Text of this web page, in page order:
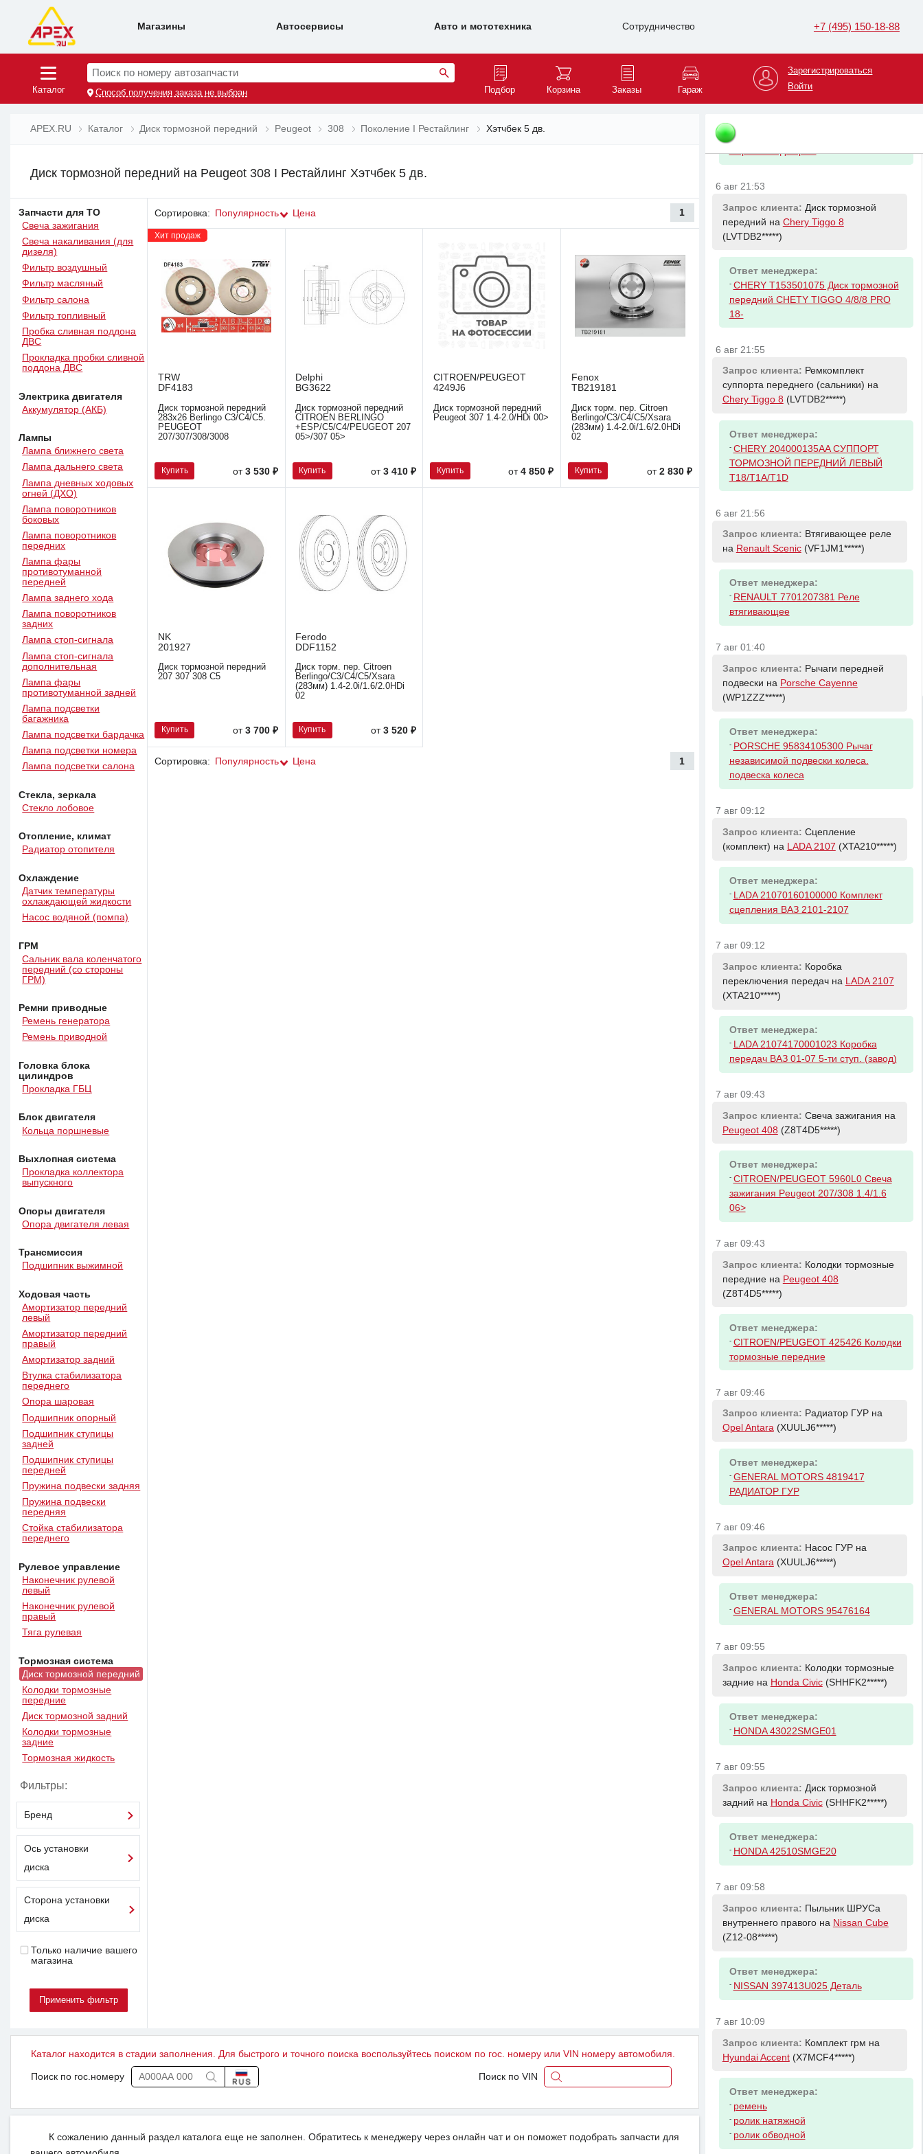
Магазины Автосервисы Авто и мототехника Сотрудничество +7 (495) 150-18-88
Каталог
Поиск по номеру автозапчасти
Способ получения заказа не выбран Подбор Корзина Заказы Гараж
Зарегистрироваться
Войти
APEX.RU Каталог Диск тормозной передний Peugeot 308 Поколение I Рестайлинг Хэтчбек 5 дв.
Диск тормозной передний на Peugeot 308 I Рестайлинг Хэтчбек 5 дв.
Запчасти для ТО
Свеча зажигания
Свеча накаливания (для
дизеля)
Фильтр воздушный
Фильтр масляный
Фильтр салона
Фильтр топливный
Пробка сливная поддона
ДВС
Прокладка пробки сливной
поддона ДВС
Электрика двигателя
Аккумулятор (АКБ)
Лампы
Лампа ближнего света
Лампа дальнего света
Лампа дневных ходовых
огней (ДХО)
Лампа поворотников
боковых
Лампа поворотников
передних
Лампа фары
противотуманной
передней
Лампа заднего хода
Лампа поворотников
задних
Лампа стоп-сигнала
Лампа стоп-сигнала
дополнительная
Лампа фары
противотуманной задней
Лампа подсветки
багажника
Лампа подсветки бардачка
Лампа подсветки номера
Лампа подсветки салона
Стекла, зеркала
Стекло лобовое
Отопление, климат
Радиатор отопителя
Охлаждение
Датчик температуры
охлаждающей жидкости
Насос водяной (помпа)
ГРМ
Сальник вала коленчатого
передний (со стороны
ГРМ)
Ремни приводные
Ремень генератора
Ремень приводной
Головка блока
цилиндров
Прокладка ГБЦ
Блок двигателя
Кольца поршневые
Выхлопная система
Прокладка коллектора
выпускного
Опоры двигателя
Опора двигателя левая
Трансмиссия
Подшипник выжимной
Ходовая часть
Амортизатор передний
левый
Амортизатор передний
правый
Амортизатор задний
Втулка стабилизатора
переднего
Опора шаровая
Подшипник опорный
Подшипник ступицы
задней
Подшипник ступицы
передней
Пружина подвески задняя
Пружина подвески
передняя
Стойка стабилизатора
переднего
Рулевое управление
Наконечник рулевой
левый
Наконечник рулевой
правый
Тяга рулевая
Тормозная система
Диск тормозной передний
Колодки тормозные
передние
Диск тормозной задний
Колодки тормозные
задние
Тормозная жидкость
Фильтры:
Бренд
Ось установки
диска
Сторона установки
диска
Только наличие вашего
магазина
Сортировка: Популярность Цена 1
Хит продаж
TRW
DF4183
Диск тормозной передний
283x26 Berlingo C3/C4/C5.
PEUGEOT
207/307/308/3008
Купить от3 530 ₽
Delphi
BG3622
Диск тормозной передний
CITROEN BERLINGO
+ESP/C5/C4/PEUGEOT 207
05>/307 05>
Купить от 3 410 ₽
CITROEN/PEUGEOT
4249J6
Диск тормозной передний
Peugeot 307 1.4-2.0/HDi 00>
Купить от4 850 ₽
Fenox
TB219181
Диск торм. пер. Citroen
Berlingo/C3/C4/C5/Xsara
(283мм) 1.4-2.0i/1.6/2.0HDi
02
Купить от 2 830 ₽
NK
201927
Диск тормозной передний
207 307 308 C5
Купить от3 700 ₽
Ferodo
DDF1152
Диск торм. пер. Citroen
Berlingo/C3/C4/C5/Xsara
(283мм) 1.4-2.0i/1.6/2.0HDi
02
Купить от 3 520 ₽
Сортировка: Популярность Цена 1
Каталог находится в стадии заполнения. Для быстрого и точного поиска воспользуйтесь поиском по гос. номеру или VIN номеру автомобиля.
Поиск по гос.номеру Поиск по VIN
К сожалению данный раздел каталога еще не заполнен. Обратитесь к менеджеру через онлайн чат и он поможет подобрать запчасти для
задней правой наVolkswagen Tiguan
(XW8ZZZ*****)
Ответ менеджера:
-VAG 5NA853334A2ZZ Молдинг
6 авг 21:53
Запрос клиента: Диск тормозной
передний на Chery Tiggo 8
(LVTDB2*****)
Ответ менеджера:
- CHERY T153501075 Диск тормозной
передний CHETY TIGGO 4/8/8 PRO
18-
6 авг 21:55
Запрос клиента: Ремкомплект
суппорта переднего (сальники) на
Chery Tiggo 8 (LVTDB2*****)
Ответ менеджера:
- CHERY 204000135AA СУППОРТ
ТОРМОЗНОЙ ПЕРЕДНИЙ ЛЕВЫЙ
T18/T1A/T1D
6 авг 21:56
Запрос клиента: Втягивающее реле
на Renault Scenic(VF1JM1*****)
Ответ менеджера:
- RENAULT 7701207381 Реле
втягивающее
7 авг 01:40
Запрос клиента: Рычаги передней
подвески на Porsche Cayenne
(WP1ZZZ*****)
Ответ менеджера:
- PORSCHE 95834105300 Рычаг
независимой подвески колеса.
подвеска колеса
7 авг 09:12
Запрос клиента: Сцепление
(комплект) на
LADA 2107 (XTA210*****)
Ответ менеджера:
- LADA 21070160100000 Комплект
сцепления ВАЗ 2101-2107
7 авг 09:12
Запрос клиента: Коробка
переключения передач на
LADA 2107
(XTA210*****)
Ответ менеджера:
- LADA 21074170001023 Коробка
передач ВАЗ 01-07 5-ти ступ. (завод)
7 авг 09:43
Запрос клиента: Свеча зажигания на
Peugeot 408 (Z8T4D5*****)
Ответ менеджера:
- CITROEN/PEUGEOT 5960L0 Свеча
зажигания Peugeot 207/308 1.4/1.6
06>
7 авг 09:43
Запрос клиента: Колодки тормозные
передние на Peugeot 408
(Z8T4D5*****)
Ответ менеджера:
- CITROEN/PEUGEOT 425426 Колодки
тормозные передние
7 авг 09:46
Запрос клиента: Радиатор ГУР на
Opel Antara(XUULJ6*****)
Ответ менеджера:
- GENERAL MOTORS 4819417
РАДИАТОР ГУР
7 авг 09:46
Запрос клиента: Насос ГУР на
Opel Antara(XUULJ6*****)
Ответ менеджера:
- GENERAL MOTORS 95476164
7 авг 09:55
Запрос клиента: Колодки тормозные
задние на Honda Civic(SHHFK2*****)
Ответ менеджера:
- HONDA 43022SMGE01
7 авг 09:55
Запрос клиента: Диск тормозной
задний на Honda Civic(SHHFK2*****)
Ответ менеджера:
- HONDA 42510SMGE20
7 авг 09:58
Запрос клиента: Пыльник ШРУСа
внутреннего правого на Nissan Cube
(Z12-08*****)
Ответ менеджера:
- NISSAN 397413U025 Деталь
7 авг 10:09
Запрос клиента: Комплект грм на
Hyundai Accent(X7MCF4*****)
Ответ менеджера:
- ремень
- ролик натяжной
- ролик обводной